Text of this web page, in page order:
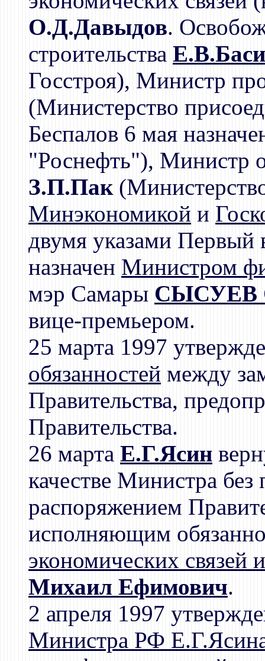
О.Д.Давыдов.
строительства
Госстроя), Министр
(Министерство
Беспалов 6 мая
"Роснефть"), Министр
З.П.Пак
Минэкономикой и
двумя указами Первый
назначен Министром
мэр Самары СЫСУЕВ
вице-премьером.
25 марта 1997
обязанностей между
Правительства,
Правительства.
26 марта Е.Г.Ясин
качестве Министра
распоряжением
исполняющим
экономических связей
Михаил Ефимович.
2 апреля 1997
Министра РФ